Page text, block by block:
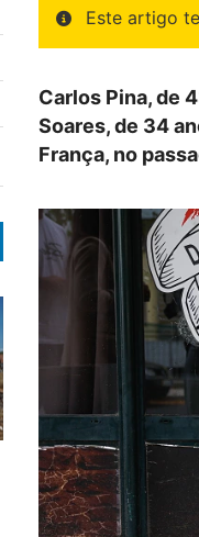
Este artigo
Carlos Pina, de
Soares, de 34
França, no